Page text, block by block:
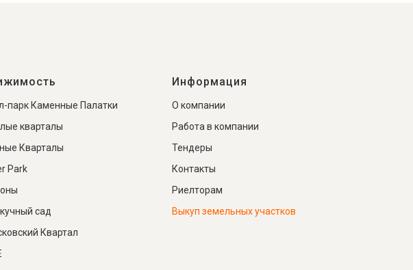
парк Каменные Палатки
кварталы
Кварталы
Park
сад
Квартал
Информация
О компании
Работа в компании
Тендеры
Контакты
Риелторам
Выкуп земельных участков